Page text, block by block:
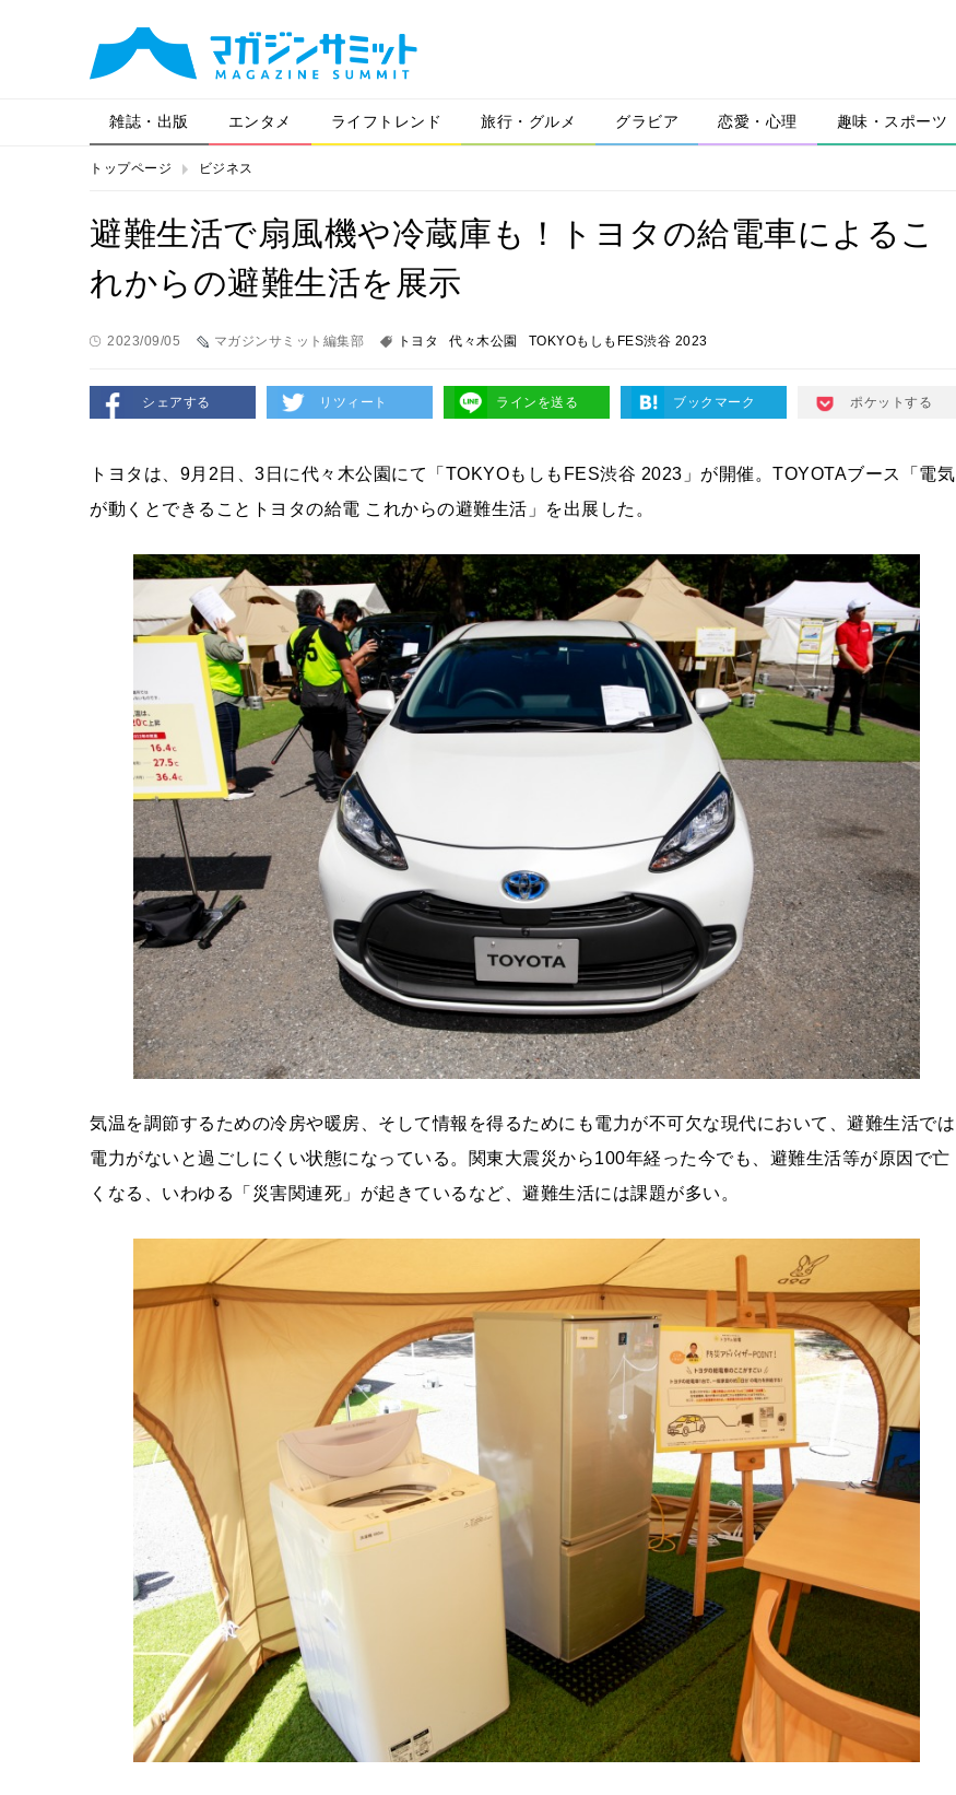
雑誌・出版 エンタメ ライフトレンド 旅行・グルメ グラビア 恋愛・心理 趣味・スポーツ
トップページ ビジネス
避難生活で扇風機や冷蔵庫も！トヨタの給電車によるこ
れからの避難生活を展示
2023/09/05 マガジンサミット編集部 トヨタ 代々木公園 TOKYOもしもFES渋谷 2023
シェアする リツィート ラインを送る ブックマーク ポケットする
トヨタは、9月2日、3日に代々木公園にて「TOKYOもしもFES渋谷 2023」が開催。TOYOTAブース「電気
が動くとできることトヨタの給電 これからの避難生活」を出展した。
気温を調節するための冷房や暖房、そして情報を得るためにも電力が不可欠な現代において、避難生活では
電力がないと過ごしにくい状態になっている。関東大震災から100年経った今でも、避難生活等が原因で亡
くなる、いわゆる「災害関連死」が起きているなど、避難生活には課題が多い。